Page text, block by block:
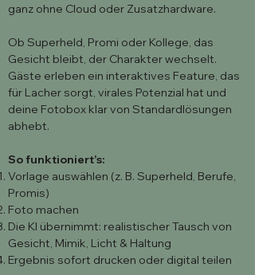
ganz ohne Cloud oder Zusatzhardware.
Ob Superheld, Promi oder Kollege, das
Gesicht bleibt, der Charakter wechselt.
Gäste erleben ein interaktives Feature, das
für Lacher sorgt, virales Potenzial hat und
deine Fotobox klar von Standardlösungen
abhebt.
So funktioniert’s:
Vorlage auswählen (z. B. Superheld, Berufe,
Promis)
Foto machen
Die KI übernimmt: realistischer Tausch von
Gesicht, Mimik, Licht & Haltung
Ergebnis sofort drucken oder digital teilen